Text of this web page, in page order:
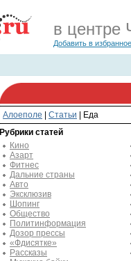
в центре
Добавить в избранное
Алоеполе Статьи
Еда
Рубрики статей
Кино
Азарт
Фитнес
Дальние страны
Авто
Эксклюзив
Шопинг
Общество
Политинформация
Дозор прессы
«Фдисятке»
Рассказы